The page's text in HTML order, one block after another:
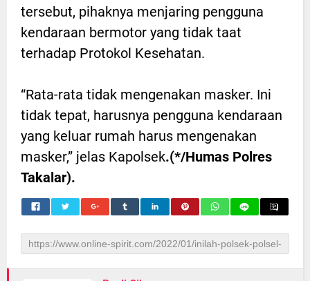
tersebut, pihaknya menjaring pengguna
kendaraan bermotor yang tidak taat
terhadap Protokol Kesehatan.
“Rata-rata tidak mengenakan masker. Ini
tidak tepat, harusnya pengguna kendaraan
yang keluar rumah harus mengenakan
masker,” jelas Kapolsek.(*/Humas Polres
Takalar).